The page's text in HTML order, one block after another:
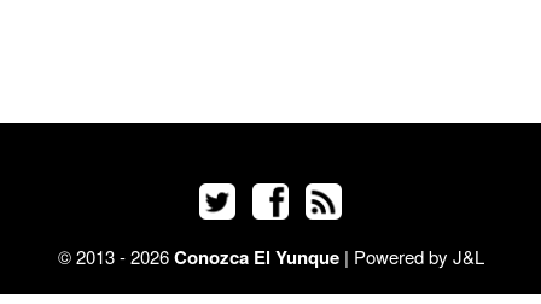
© 2013 - 2026Conozca El Yunque| Powered by J&L